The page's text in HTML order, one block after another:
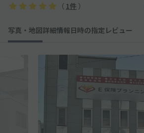
（ 1件 ）
写真・地図詳細情報日時の指定 レビュー